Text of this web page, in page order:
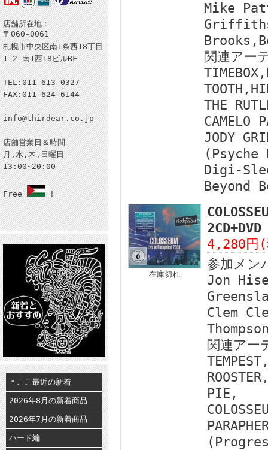
店舗所在地：
〒060-0061
札幌市中央区南1条西18丁目
1-2 南1西18ビルBF
TEL:011-613-0327
FAX:011-624-6144
info@thirdear.co.jp
店舗営業日＆時間
月,水,木,日曜日
13:00~20:00
Free !
＊ここ最近の新着
2026年8月の新着商品
2026年7月の新着商品
ハード編
Mike
関連アー
THE
CAMELO
JODY
Digi-
Beyond
在庫切れ
4,280円
参加メン
Jon
Clem
関連アー
PIE,